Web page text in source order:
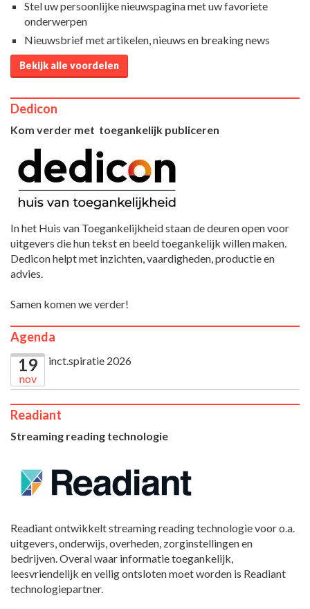
Stel uw persoonlijke nieuwspagina met uw favoriete
onderwerpen
Nieuwsbrief met artikelen, nieuws en breaking news
Bekijk alle voordelen
Dedicon
Kom verder met toegankelijk publiceren
In het Huis van Toegankelijkheid staan de deuren open voor
uitgevers die hun tekst en beeld toegankelijk willen maken.
Dedicon helpt met inzichten, vaardigheden, productie en
advies.
Samen komen we verder!
Agenda
19
nov
inct.spiratie 2026
Readiant
Streaming reading technologie
Readiant ontwikkelt streaming reading technologie voor o.a.
uitgevers, onderwijs, overheden, zorginstellingen en
bedrijven. Overal waar informatie toegankelijk,
leesvriendelijk en veilig ontsloten moet worden is Readiant
technologiepartner.